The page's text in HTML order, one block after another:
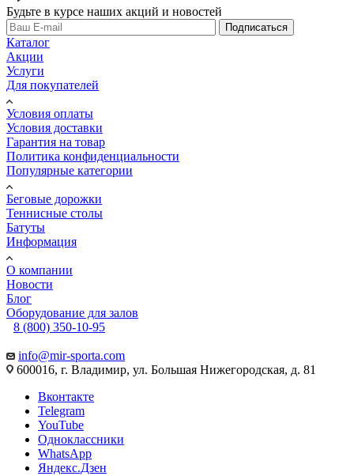
Будьте в курсе наших акций и новостей
Подписаться
Каталог
Акции
Услуги
Для покупателей
Условия оплаты
Условия доставки
Гарантия на товар
Политика конфиденциальности
Популярные категории
Беговые дорожки
Теннисные столы
Батуты
Информация
О компании
Новости
Блог
Оборудование для залов
8 (800) 350-10-95
info@mir-sporta.com
600016, г. Владимир, ул. Большая Нижегородская, д. 81
Вконтакте
Telegram
YouTube
Одноклассники
WhatsApp
Яндекс.Дзен